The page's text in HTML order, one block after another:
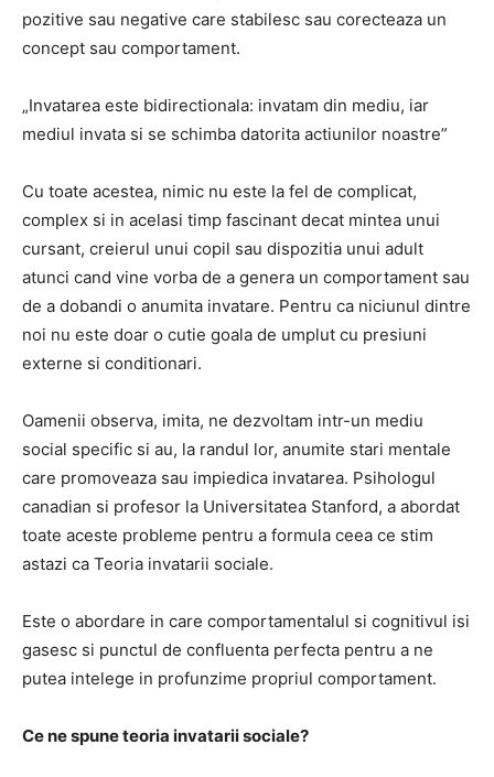
pozitive sau negative care stabilesc sau corecteaza un
concept sau comportament.
„Invatarea este bidirectionala: invatam din mediu, iar
mediul invata si se schimba datorita actiunilor noastre”
Cu toate acestea, nimic nu este la fel de complicat,
complex si in acelasi timp fascinant decat mintea unui
cursant, creierul unui copil sau dispozitia unui adult
atunci cand vine vorba de a genera un comportament sau
de a dobandi o anumita invatare. Pentru ca niciunul dintre
noi nu este doar o cutie goala de umplut cu presiuni
externe si conditionari.
Oamenii observa, imita, ne dezvoltam intr-un mediu
social specific si au, la randul lor, anumite stari mentale
care promoveaza sau impiedica invatarea. Psihologul
canadian si profesor la Universitatea Stanford, a abordat
toate aceste probleme pentru a formula ceea ce stim
astazi ca Teoria invatarii sociale.
Este o abordare in care comportamentalul si cognitivul isi
gasesc si punctul de confluenta perfecta pentru a ne
putea intelege in profunzime propriul comportament.
Ce ne spune teoria invatarii sociale?